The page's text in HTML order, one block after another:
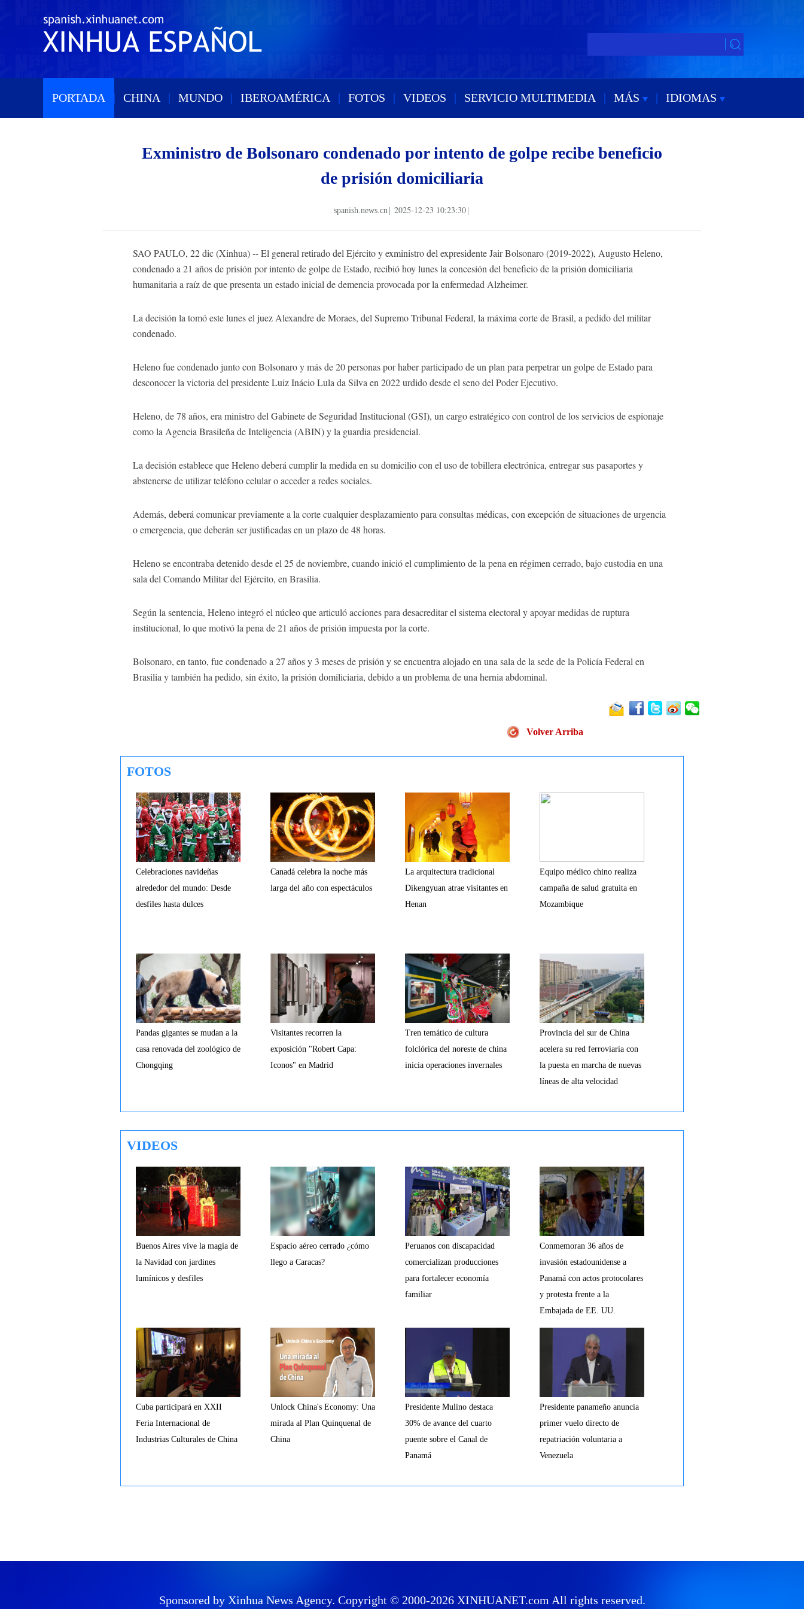
PORTADA | CHINA | MUNDO | IBEROAMÉRICA | FOTOS | VIDEOS | SERVICIO MULTIMEDIA | MÁS | IDIOMAS
Exministro de Bolsonaro condenado por intento de golpe recibe beneficio
de prisión domiciliaria
spanish.news.cn 2025-12-23 10:23:30
SAO PAULO, 22 dic (Xinhua) -- El general retirado del Ejército y exministro del expresidente Jair Bolsonaro (2019-2022), Augusto Heleno,
condenado a 21 años de prisión por intento de golpe de Estado, recibió hoy lunes la concesión del beneficio de la prisión domiciliaria
humanitaria a raíz de que presenta un estado inicial de demencia provocada por la enfermedad Alzheimer.
La decisión la tomó este lunes el juez Alexandre de Moraes, del Supremo Tribunal Federal, la máxima corte de Brasil, a pedido del militar
condenado.
Heleno fue condenado junto con Bolsonaro y más de 20 personas por haber participado de un plan para perpetrar un golpe de Estado para
desconocer la victoria del presidente Luiz Inácio Lula da Silva en 2022 urdido desde el seno del Poder Ejecutivo.
Heleno, de 78 años, era ministro del Gabinete de Seguridad Institucional (GSI), un cargo estratégico con control de los servicios de espionaje
como la Agencia Brasileña de Inteligencia (ABIN) y la guardia presidencial.
La decisión establece que Heleno deberá cumplir la medida en su domicilio con el uso de tobillera electrónica, entregar sus pasaportes y
abstenerse de utilizar teléfono celular o acceder a redes sociales.
Además, deberá comunicar previamente a la corte cualquier desplazamiento para consultas médicas, con excepción de situaciones de urgencia
o emergencia, que deberán ser justificadas en un plazo de 48 horas.
Heleno se encontraba detenido desde el 25 de noviembre, cuando inició el cumplimiento de la pena en régimen cerrado, bajo custodia en una
sala del Comando Militar del Ejército, en Brasilia.
Según la sentencia, Heleno integró el núcleo que articuló acciones para desacreditar el sistema electoral y apoyar medidas de ruptura
institucional, lo que motivó la pena de 21 años de prisión impuesta por la corte.
Bolsonaro, en tanto, fue condenado a 27 años y 3 meses de prisión y se encuentra alojado en una sala de la sede de la Policía Federal en
Brasilia y también ha pedido, sin éxito, la prisión domiliciaria, debido a un problema de una hernia abdominal.
Volver Arriba
FOTOS
Celebraciones navideñas
alrededor del mundo: Desde
desfiles hasta dulces
Canadá celebra la noche más
larga del año con espectáculos
La arquitectura tradicional
Dikengyuan atrae visitantes en
Henan
Equipo médico chino realiza
campaña de salud gratuita en
Mozambique
Pandas gigantes se mudan a la
casa renovada del zoológico de
Chongqing
Visitantes recorren la
exposición "Robert Capa:
Iconos" en Madrid
Tren temático de cultura
folclórica del noreste de china
inicia operaciones invernales
Provincia del sur de China
acelera su red ferroviaria con
la puesta en marcha de nuevas
líneas de alta velocidad
VIDEOS
Buenos Aires vive la magia de
la Navidad con jardines
lumínicos y desfiles
Espacio aéreo cerrado ¿cómo
llego a Caracas?
Peruanos con discapacidad
comercializan producciones
para fortalecer economía
familiar
Conmemoran 36 años de
invasión estadounidense a
Panamá con actos protocolares
y protesta frente a la
Embajada de EE. UU.
Cuba participará en XXII
Feria Internacional de
Industrias Culturales de China
Unlock China's Economy: Una
mirada al Plan Quinquenal de
China
Presidente Mulino destaca
30% de avance del cuarto
puente sobre el Canal de
Panamá
Presidente panameño anuncia
primer vuelo directo de
repatriación voluntaria a
Venezuela
Sponsored by Xinhua News Agency. Copyright © 2000-2026 XINHUANET.com All rights reserved.